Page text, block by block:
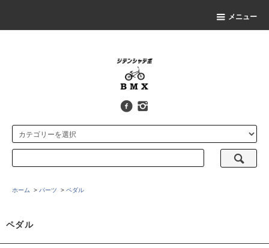
メニュー
ホーム > パーツ > ペダル
ペダル